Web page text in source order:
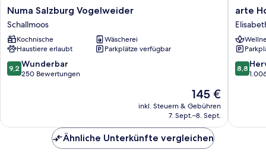
Numa
Salzburg
Vogelweider
Schallmoos
Numa Salzburg Vogelweider
Schallmoos
Kochnische
Wäscherei
Haustiere erlaubt
Parkplätze verfügbar
9.2
von
9,2 Wunderbar
250 Bewertungen
Der
Preis
beträgt
145 €
inkl. Steuern & Gebühren
7. Sept.–8. Sept.
arte
Hotel
Vorstadt
arte
8.8
von
8,8
Ähnliche Unterkünfte vergleichen